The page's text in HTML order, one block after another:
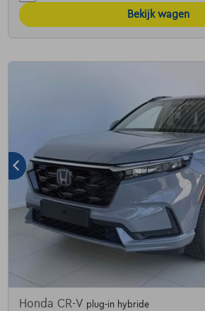
Bekijk wagen
Honda CR-V plug-in hybride